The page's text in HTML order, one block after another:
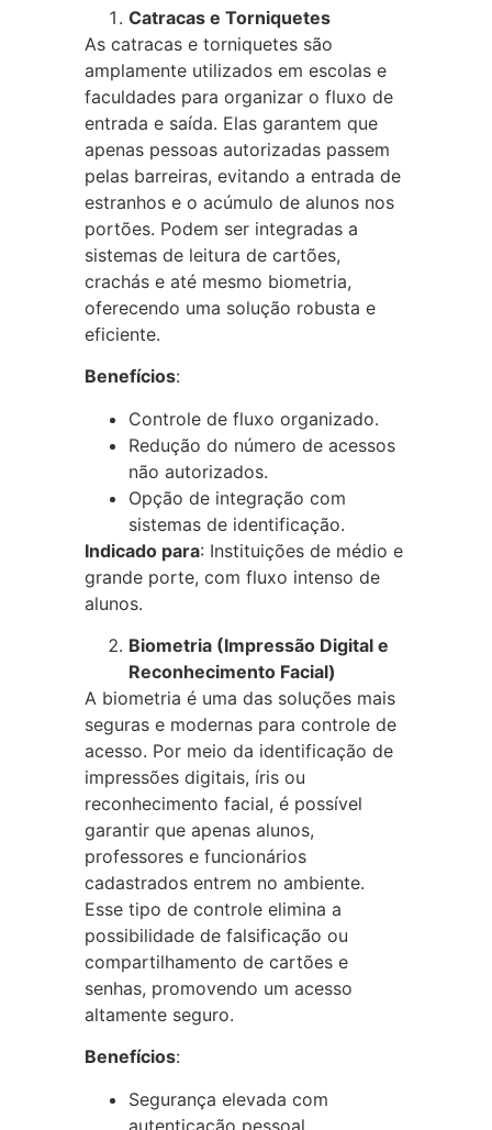
Catracas e Torniquetes
As catracas e torniquetes são
amplamente utilizados em escolas e
faculdades para organizar o fluxo de
entrada e saída. Elas garantem que
apenas pessoas autorizadas passem
pelas barreiras, evitando a entrada de
estranhos e o acúmulo de alunos nos
portões. Podem ser integradas a
sistemas de leitura de cartões,
crachás e até mesmo biometria,
oferecendo uma solução robusta e
eficiente.
Benefícios:
Controle de fluxo organizado.
Redução do número de acessos
não autorizados.
Opção de integração com
sistemas de identificação.
Indicado para: Instituições de médio e
grande porte, com fluxo intenso de
alunos.
Biometria (Impressão Digital e
Reconhecimento Facial)
A biometria é uma das soluções mais
seguras e modernas para controle de
acesso. Por meio da identificação de
impressões digitais, íris ou
reconhecimento facial, é possível
garantir que apenas alunos,
professores e funcionários
cadastrados entrem no ambiente.
Esse tipo de controle elimina a
possibilidade de falsificação ou
compartilhamento de cartões e
senhas, promovendo um acesso
altamente seguro.
Benefícios:
Segurança elevada com
autenticação pessoal.